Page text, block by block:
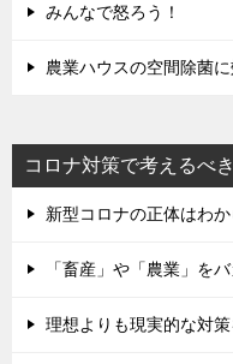
みんなで怒ろう！
農業ハウスの空間除菌
コロナ対策で考えるべ
新型コロナの正体はわか
「畜産」や「農業」を
理想よりも現実的な対策